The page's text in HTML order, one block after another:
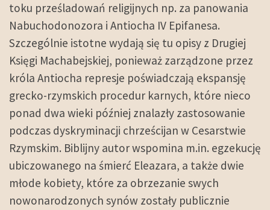
toku prześladowań religijnych np. za panowania
Nabuchodonozora i Antiocha IV Epifanesa.
Szczególnie istotne wydają się tu opisy z Drugiej
Księgi Machabejskiej, ponieważ zarządzone przez
króla Antiocha represje poświadczają ekspansję
grecko-rzymskich procedur karnych, które nieco
ponad dwa wieki później znalazły zastosowanie
podczas dyskryminacji chrześcijan w Cesarstwie
Rzymskim. Biblijny autor wspomina m.in. egzekucję
ubiczowanego na śmierć Eleazara, a także dwie
młode kobiety, które za obrzezanie swych
nowonarodzonych synów zostały publicznie